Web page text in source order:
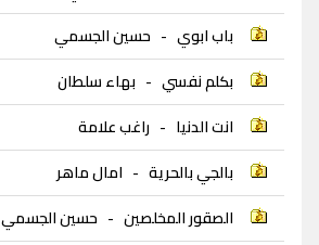
باب ابوي - حسين الجسمي
بكلم نفسي - بهاء سلطان
انت الدنيا - راغب علامة
بالجي بالحرية - امال ماهر
الصقور المخلصين - حسين الجسمي